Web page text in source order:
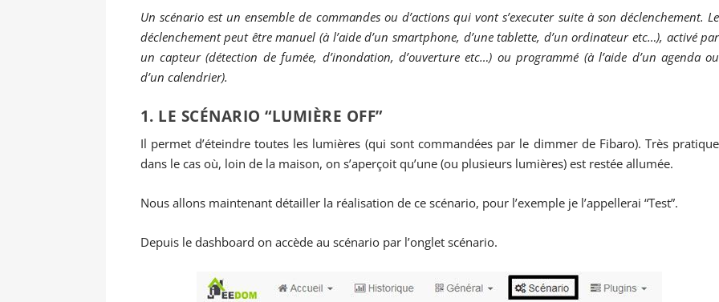
Un scénario est un ensemble de commandes ou d’actions qui vont s’executer suite à son déclenchement. Le
déclenchement peut être manuel (à l’aide d’un smartphone, d’une tablette, d’un ordinateur etc…), activé par
un capteur (détection de fumée, d’inondation, d’ouverture etc…) ou programmé (à l’aide d’un agenda ou
d’un calendrier).
1. LE SCÉNARIO “LUMIÈRE OFF”
Il permet d’éteindre toutes les lumières (qui sont commandées par le dimmer de Fibaro). Très pratique
dans le cas où, loin de la maison, on s’aperçoit qu’une (ou plusieurs lumières) est restée allumée.
Nous allons maintenant détailler la réalisation de ce scénario, pour l’exemple je l’appellerai “Test”.
Depuis le dashboard on accède au scénario par l’onglet scénario.